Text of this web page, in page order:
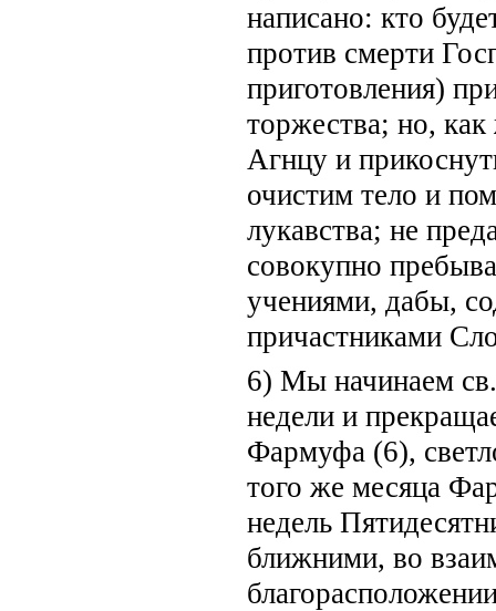
написано: кто
против смерти
приготовления)
торжества; но,
Агнцу и
очистим тело и
лукавства; не
совокупно
учениями, дабы,
причастниками
6) Мы начинаем
недели и
Фармуфа (6),
того же месяца
недель
ближними, во